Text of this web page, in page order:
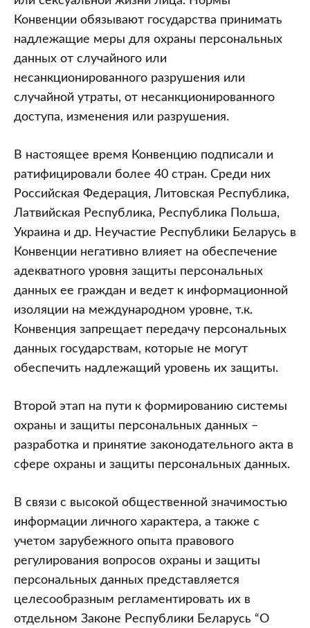
Конвенции обязывают государства принимать
надлежащие меры для охраны персональных
данных от случайного или
несанкционированного разрушения или
случайной утраты, от несанкционированного
доступа, изменения или разрушения.
В настоящее время Конвенцию подписали и
ратифицировали более 40 стран. Среди них
Российская Федерация, Литовская Республика,
Латвийская Республика, Республика Польша,
Украина и др. Неучастие Республики Беларусь в
Конвенции негативно влияет на обеспечение
адекватного уровня защиты персональных
данных ее граждан и ведет к информационной
изоляции на международном уровне, т.к.
Конвенция запрещает передачу персональных
данных государствам, которые не могут
обеспечить надлежащий уровень их защиты.
Второй этап на пути к формированию системы
охраны и защиты персональных данных –
разработка и принятие законодательного акта в
сфере охраны и защиты персональных данных.
В связи с высокой общественной значимостью
информации личного характера, а также с
учетом зарубежного опыта правового
регулирования вопросов охраны и защиты
персональных данных представляется
целесообразным регламентировать их в
отдельном Законе Республики Беларусь “О